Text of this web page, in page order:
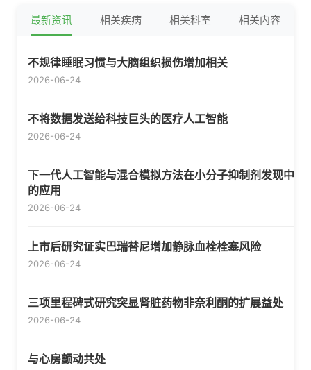
最新资讯 相关疾病 相关科室 相关内容
不规律睡眠习惯与大脑组织损伤增加相关
2026-06-24
不将数据发送给科技巨头的医疗人工智能
2026-06-24
下一代人工智能与混合模拟方法在小分子抑制剂发现中
的应用
2026-06-24
上市后研究证实巴瑞替尼增加静脉血栓栓塞风险
2026-06-24
三项里程碑式研究突显肾脏药物非奈利酮的扩展益处
2026-06-24
与心房颤动共处